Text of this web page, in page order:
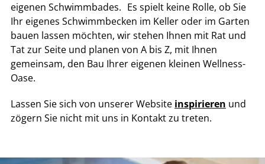
eigenen Schwimmbades. Es spielt keine Rolle, ob Sie
Ihr eigenes Schwimmbecken im Keller oder im Garten
bauen lassen möchten, wir stehen Ihnen mit Rat und
Tat zur Seite und planen von A bis Z, mit Ihnen
gemeinsam, den Bau Ihrer eigenen kleinen Wellness-
Oase.
Lassen Sie sich von unserer Website inspirieren und
zögern Sie nicht mit uns in Kontakt zu treten.